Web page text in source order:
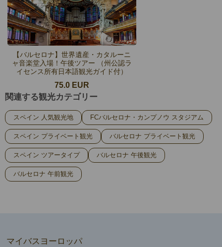
【バルセロナ】世界遺産・カタルーニ
ャ音楽堂入場！午後ツアー （州公認ラ
イセンス所有日本語観光ガイド付）
75.0 EUR
関連する観光カテゴリー
スペイン 人気観光地 FCバルセロナ・カンプノウ スタジアム
スペイン プライベート観光 バルセロナ プライベート観光
スペイン ツアータイプ バルセロナ 午後観光
バルセロナ 午前観光
マイバスヨーロッパ